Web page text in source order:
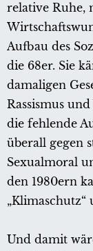
relative Ruhe,
Aufbau des
die 68er. Sie
damaligen
Rassismus
die fehlende
überall gegen
Sexualmoral
den 1980ern
„Klimaschutz“
Und damit